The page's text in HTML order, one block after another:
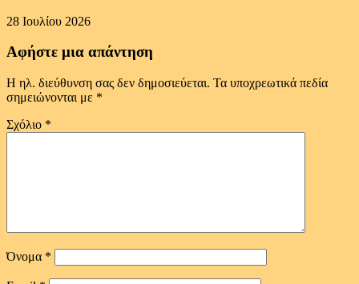
28 Ιουλίου 2026
Αφήστε μια απάντηση
Η ηλ. διεύθυνση σας δεν δημοσιεύεται. Τα υποχρεωτικά πεδία
σημειώνονται με *
Σχόλιο *
Όνομα *